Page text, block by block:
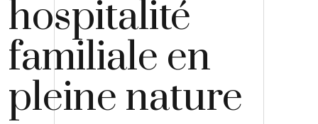
hospitalité
familiale en
pleine nature